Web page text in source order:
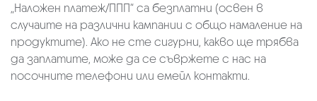
„Наложен платеж/ППП“ са безплатни (освен в
случаите на различни кампании с общо намаление на
продуктите). Ако не сте сигурни, какво ще трябва
да заплатите, може да се съвржете с нас на
посочните телефони или емейл контакти.